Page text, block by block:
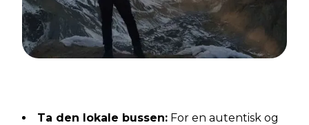
Ta den lokale bussen: For en autentisk og